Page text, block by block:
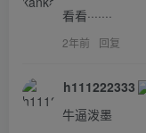
看看·······
2年前 回复
h111222333
牛逼泼墨